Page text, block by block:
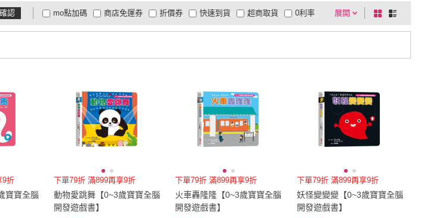
確認 展開
折價券
有影片
商品有量 電視購物
mo點加碼 快速到貨 超商取貨
大家電安心配
大家電快配
商店免運券 0利率
棋
盤
列
9折
寶寶全腦
下單79折 滿899再享9折
動物愛跳舞【0~3歲寶寶全腦
開發遊戲書】
下單79折 滿899再享9折
火車轟隆隆【0~3歲寶寶全腦
開發遊戲書】
下單79折 滿899再享9折
妖怪變變變【0~3歲寶寶全腦
開發遊戲書】